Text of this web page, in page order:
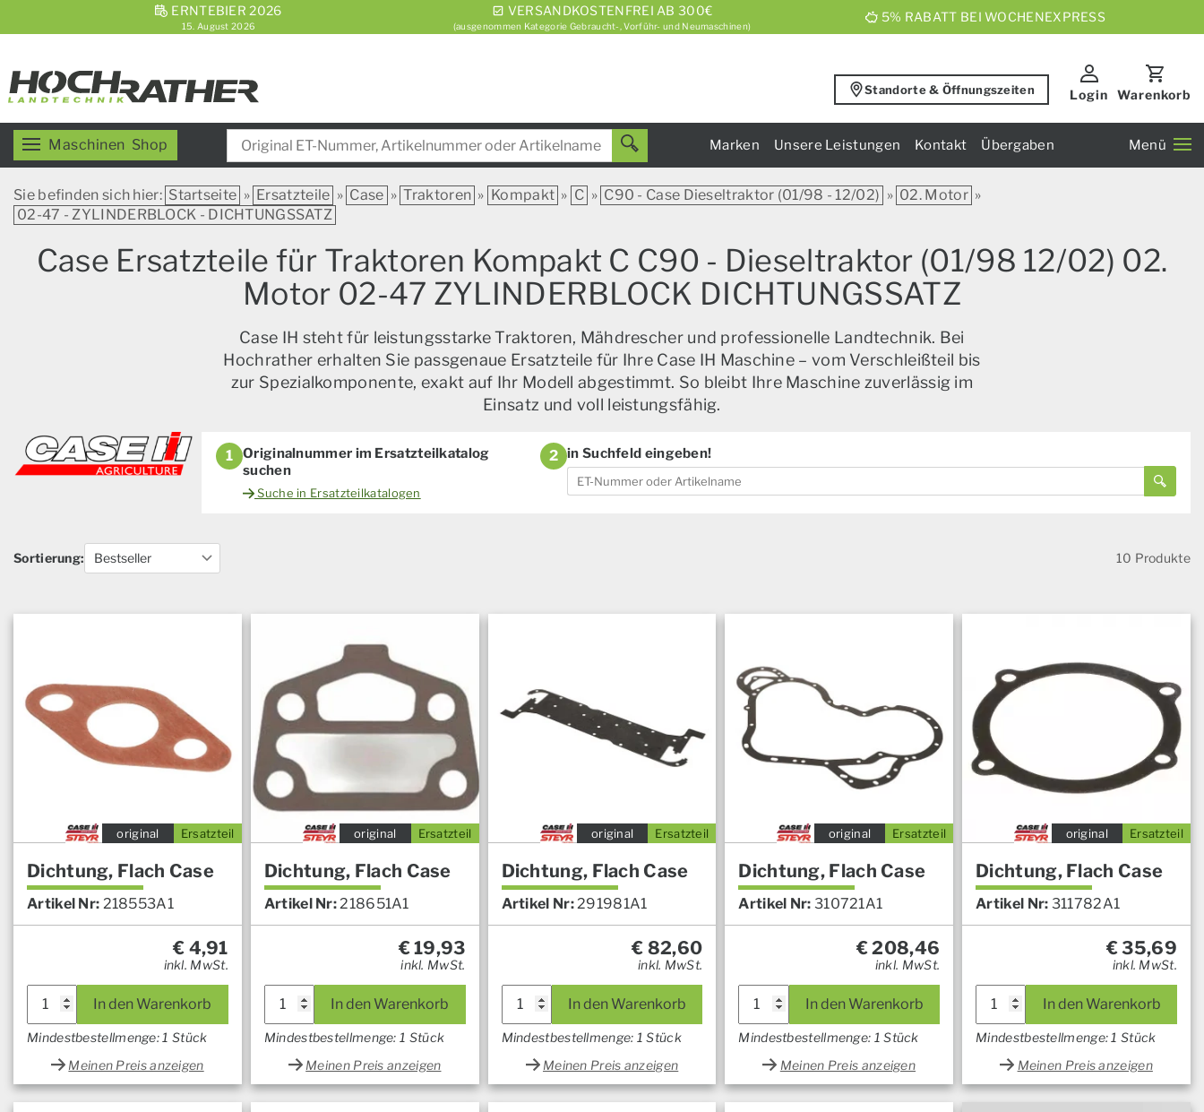
ERNTEBIER 2026
15. August 2026
VERSANDKOSTENFREI AB 300€
(ausgenommen Kategorie Gebraucht-, Vorführ- und Neumaschinen)
5% RABATT BEI WOCHENEXPRESS
Standorte & Öffnungszeiten Login Warenkorb
Maschinen Shop Marken Unsere Leistungen Kontakt Übergaben Menü
Sie befinden sich hier: Startseite » Ersatzteile » Case » Traktoren » Kompakt » C » C90 - Case Dieseltraktor (01/98 - 12/02) » 02. Motor »
02-47 - ZYLINDERBLOCK - DICHTUNGSSATZ
Case Ersatzteile für Traktoren Kompakt C C90 - Dieseltraktor (01/98 12/02) 02.
Motor 02-47 ZYLINDERBLOCK DICHTUNGSSATZ
Case IH steht für leistungsstarke Traktoren, Mähdrescher und professionelle Landtechnik. Bei
Hochrather erhalten Sie passgenaue Ersatzteile für Ihre Case IH Maschine – vom Verschleißteil bis
zur Spezialkomponente, exakt auf Ihr Modell abgestimmt. So bleibt Ihre Maschine zuverlässig im
Einsatz und voll leistungsfähig.
1
Originalnummer im Ersatzteilkatalog
suchen
Suche in Ersatzteilkatalogen
2 in Suchfeld eingeben!
Sortierung: 10 Produkte
Ersatzteil
original
Dichtung, Flach Case
Artikel Nr: 218553A1
€ 4,91
inkl. MwSt.
In den Warenkorb
Mindestbestellmenge: 1 Stück
Meinen Preis anzeigen
Ersatzteil
original
Dichtung, Flach Case
Artikel Nr: 218651A1
€19,93
inkl. MwSt.
In den Warenkorb
Mindestbestellmenge: 1 Stück
Meinen Preis anzeigen
Ersatzteil
original
Dichtung, Flach Case
Artikel Nr: 291981A1
€ 82,60
inkl. MwSt.
In den Warenkorb
Mindestbestellmenge: 1 Stück
Meinen Preis anzeigen
Ersatzteil
original
Dichtung, Flach Case
Artikel Nr: 310721A1
€208,46
inkl. MwSt.
In den Warenkorb
Mindestbestellmenge: 1 Stück
Meinen Preis anzeigen
Ersatzteil
original
Dichtung, Flach Case
Artikel Nr: 311782A1
€35,69
inkl. MwSt.
In den Warenkorb
Mindestbestellmenge: 1 Stück
Meinen Preis anzeigen